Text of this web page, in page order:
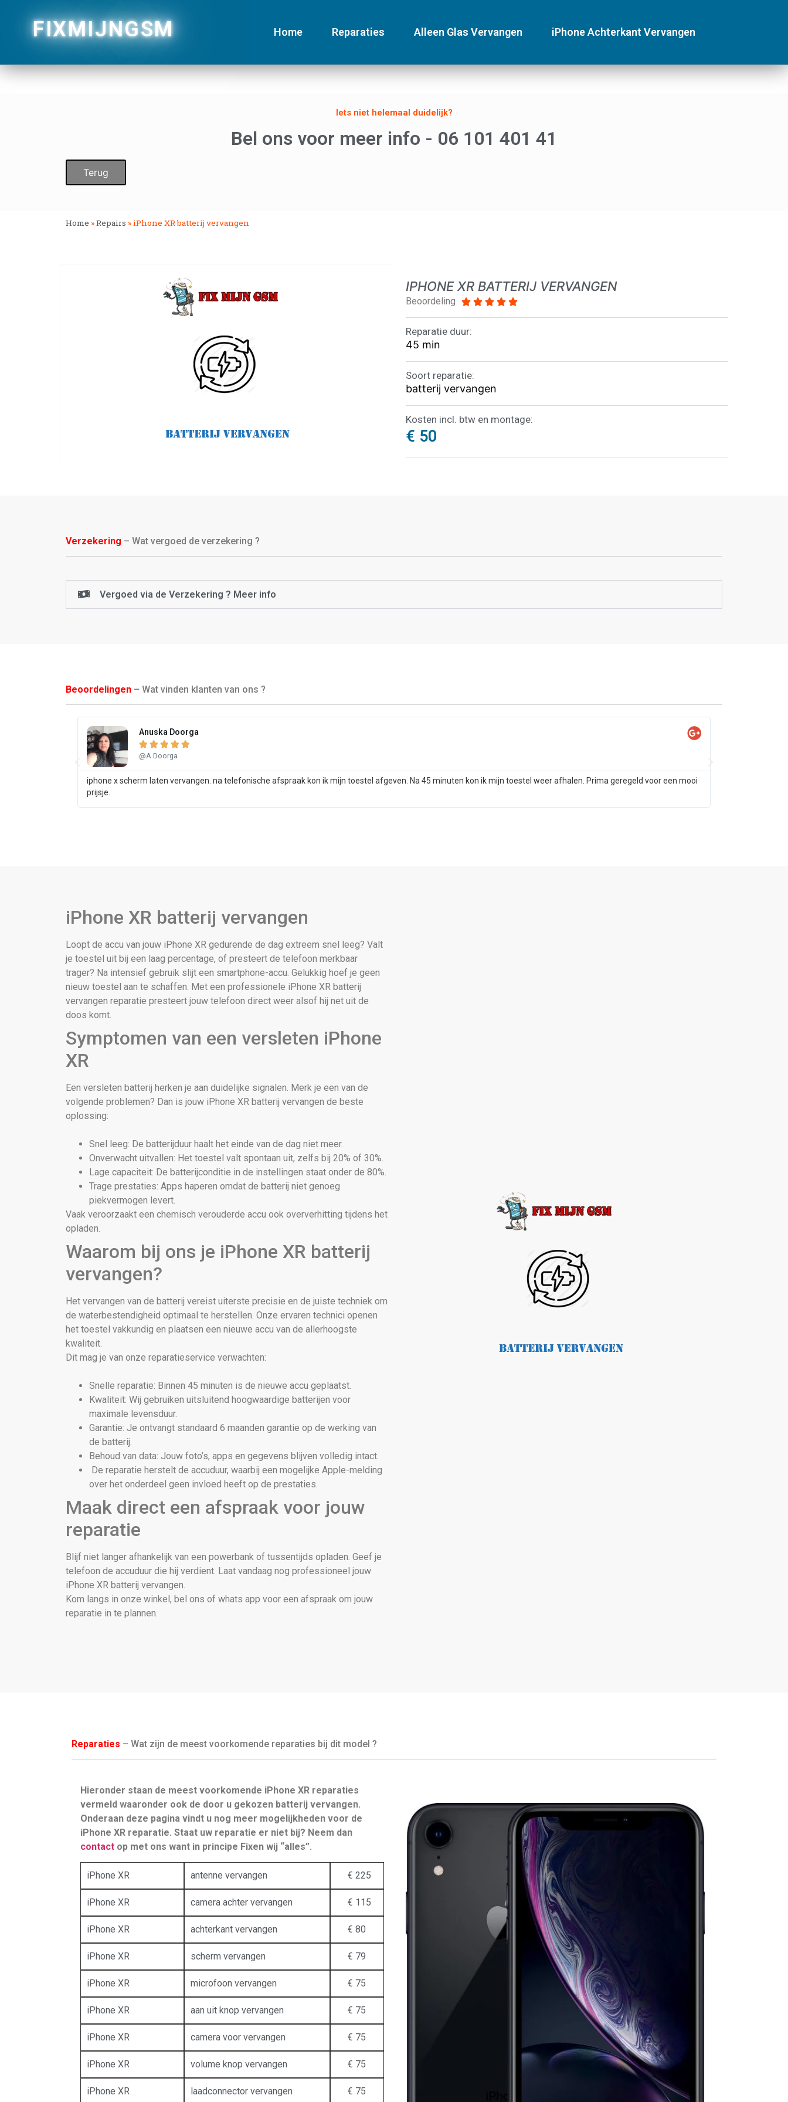
FIXMIJNGSM Home Reparaties Alleen Glas Vervangen iPhone Achterkant Vervangen
Iets niet helemaal duidelijk?
Bel ons voor meer info - 06 101 401 41
Terug
Home »Repairs »iPhone XR batterij vervangen
IPHONE XR BATTERIJ VERVANGEN
Beoordeling     
Reparatie duur:
45 min
Soort reparatie:
batterij vervangen
Kosten incl. btw en montage:
€ 50
Verzekering – Wat vergoed de verzekering ?
Vergoed via de Verzekering ? Meer info
Beoordelingen – Wat vinden klanten van ons ?
Anuska Doorga
    
@A.Doorga
iphone x scherm laten vervangen. na telefonische afspraak kon ik mijn toestel afgeven. Na 45 minuten kon ik mijn toestel weer afhalen. Prima geregeld voor een mooi
prijsje.
iPhone XR batterij vervangen
Loopt de accu van jouw iPhone XR gedurende de dag extreem snel leeg? Valt
je toestel uit bij een laag percentage, of presteert de telefoon merkbaar
trager? Na intensief gebruik slijt een smartphone-accu. Gelukkig hoef je geen
nieuw toestel aan te schaffen. Met een professionele iPhone XR batterij
vervangen reparatie presteert jouw telefoon direct weer alsof hij net uit de
doos komt.
Symptomen van een versleten iPhone
XR
Een versleten batterij herken je aan duidelijke signalen. Merk je een van de
volgende problemen? Dan is jouw iPhone XR batterij vervangen de beste
oplossing:
Snel leeg: De batterijduur haalt het einde van de dag niet meer.
Onverwacht uitvallen: Het toestel valt spontaan uit, zelfs bij 20% of 30%.
Lage capaciteit: De batterijconditie in de instellingen staat onder de 80%.
Trage prestaties: Apps haperen omdat de batterij niet genoeg
piekvermogen levert.
Vaak veroorzaakt een chemisch verouderde accu ook oververhitting tijdens het
opladen.
Waarom bij ons je iPhone XR batterij
vervangen?
Het vervangen van de batterij vereist uiterste precisie en de juiste techniek om
de waterbestendigheid optimaal te herstellen. Onze ervaren technici openen
het toestel vakkundig en plaatsen een nieuwe accu van de allerhoogste
kwaliteit.
Dit mag je van onze reparatieservice verwachten:
Snelle reparatie: Binnen 45 minuten is de nieuwe accu geplaatst.
Kwaliteit: Wij gebruiken uitsluitend hoogwaardige batterijen voor
maximale levensduur.
Garantie: Je ontvangt standaard 6 maanden garantie op de werking van
de batterij.
Behoud van data: Jouw foto’s, apps en gegevens blijven volledig intact.
De reparatie herstelt de accuduur, waarbij een mogelijke Apple-melding
over het onderdeel geen invloed heeft op de prestaties.
Maak direct een afspraak voor jouw
reparatie
Blijf niet langer afhankelijk van een powerbank of tussentijds opladen. Geef je
telefoon de accuduur die hij verdient. Laat vandaag nog professioneel jouw
iPhone XR batterij vervangen.
Kom langs in onze winkel, bel ons of whats app voor een afspraak om jouw
reparatie in te plannen.
Reparaties – Wat zijn de meest voorkomende reparaties bij dit model ?
Hieronder staan de meest voorkomende iPhone XR reparaties
vermeld waaronder ook de door u gekozen batterij vervangen.
Onderaan deze pagina vindt u nog meer mogelijkheden voor de
iPhone XR reparatie. Staat uw reparatie er niet bij? Neem dan
contact op met ons want in principe Fixen wij “alles”.
iPhone XR antenne vervangen € 225
iPhone XR camera achter vervangen € 115
iPhone XR achterkant vervangen € 80
iPhone XR scherm vervangen € 79
iPhone XR microfoon vervangen € 75
iPhone XR aan uit knop vervangen € 75
iPhone XR camera voor vervangen € 75
iPhone XR volume knop vervangen € 75
iPhone XR laadconnector vervangen € 75